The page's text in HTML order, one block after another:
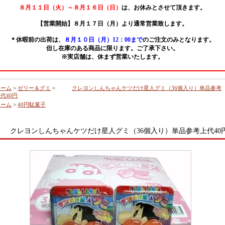
８月１１日（火）～８月１６日（日） は、お休みとさせて頂きます。
【営業開始】８月１７日（月）より通常営業致します。
＊休暇前の出荷は、 ８月１０日（月）12：00までのご注文のみとなります。
但し在庫のある商品に限ります。ご了承下さい。
※実店舗は、休まず営業いたします。
ム > ゼリー＆グミ >
クレヨンしんちゃんケツだけ星人グミ（36個入り）単品参考
40円
ム > 40円駄菓子
クレヨンしんちゃんケツだけ星人グミ（36個入り）単品参考上代40